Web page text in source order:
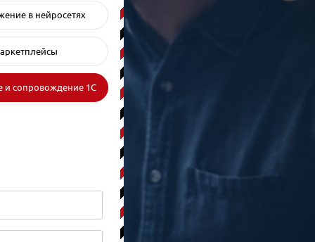
в нейросетях
и сопровождение 1С